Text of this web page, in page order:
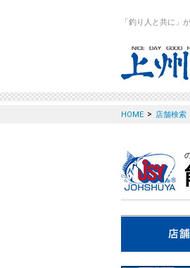
「釣り人と共に」
HOME > 店舗検索